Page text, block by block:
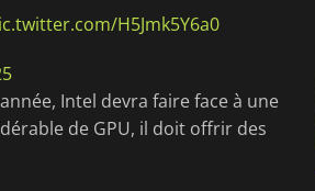
H5Jmk5Y6a0
Intel devra faire face à une
de GPU, il doit offrir des